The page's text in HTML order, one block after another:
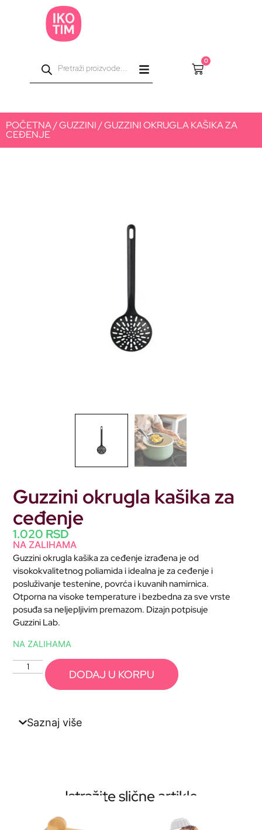
0
POČETNA/GUZZINI/ GUZZINI OKRUGLA KAŠIKA ZA
CEĐENJE
Guzzini okrugla kašika za
ceđenje
1.020 RSD
NA ZALIHAMA
Guzzini okrugla kašika za ceđenje izrađena je od
visokokvalitetnog poliamida i idealna je za ceđenje i
posluživanje testenine, povrća i kuvanih namirnica.
Otporna na visoke temperature i bezbedna za sve vrste
posuđa sa neljepljivim premazom. Dizajn potpisuje
Guzzini Lab.
NA ZALIHAMA
DODAJ U KORPU
Saznaj više
Istražite slične artikle